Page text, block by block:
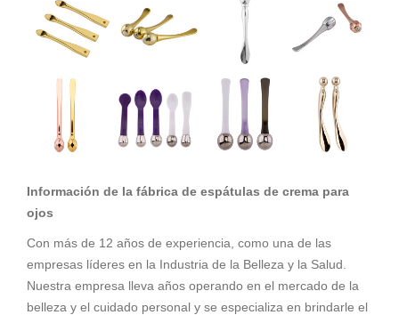
Información de la fábrica de espátulas de crema para
ojos
Con más de 12 años de experiencia, como una de las
empresas líderes en la Industria de la Belleza y la Salud.
Nuestra empresa lleva años operando en el mercado de la
belleza y el cuidado personal y se especializa en brindarle el